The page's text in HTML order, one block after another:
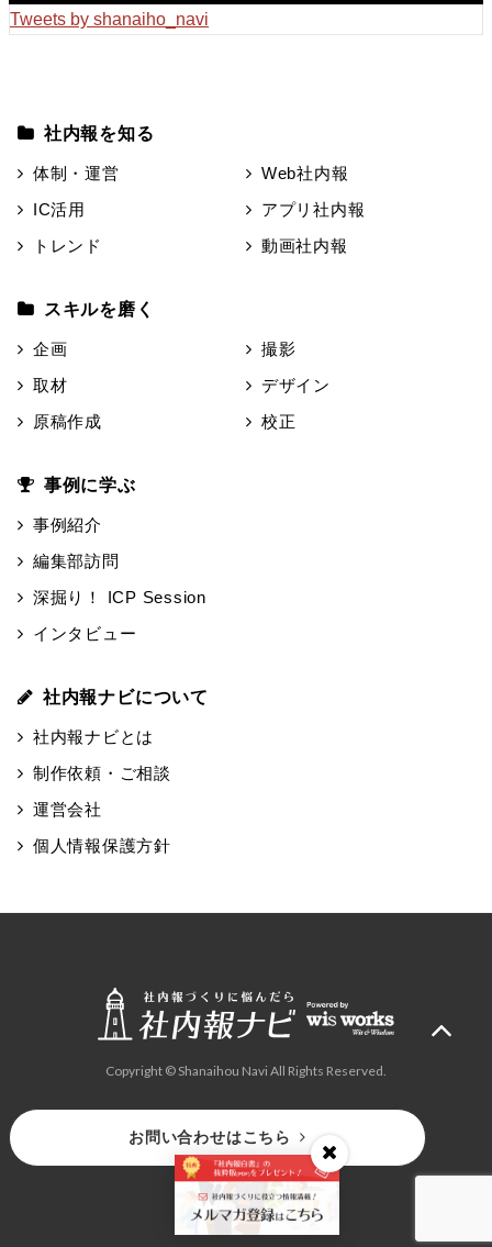
Tweets by shanaiho_navi
社内報を知る
体制・運営
IC活用
トレンド
Web社内報
アプリ社内報
動画社内報
スキルを磨く
企画
取材
原稿作成
撮影
デザイン
校正
事例に学ぶ
事例紹介
編集部訪問
深掘り！ ICP Session
インタビュー
社内報ナビについて
社内報ナビとは
制作依頼・ご相談
運営会社
個人情報保護方針
Copyright © Shanaihou Navi All Rights Reserved.
お問い合わせはこちら